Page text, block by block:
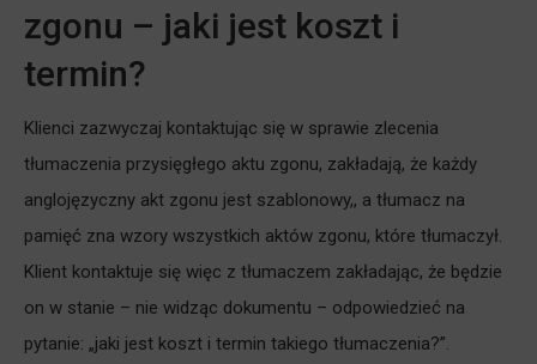
zgonu – jaki jest koszt i
termin?
Klienci zazwyczaj kontaktując się w sprawie zlecenia
tłumaczenia przysięgłego aktu zgonu, zakładają, że każdy
anglojęzyczny akt zgonu jest szablonowy,, a tłumacz na
pamięć zna wzory wszystkich aktów zgonu, które tłumaczył.
Klient kontaktuje się więc z tłumaczem zakładając, że będzie
on w stanie – nie widząc dokumentu – odpowiedzieć na
pytanie: „jaki jest koszt i termin takiego tłumaczenia?”.